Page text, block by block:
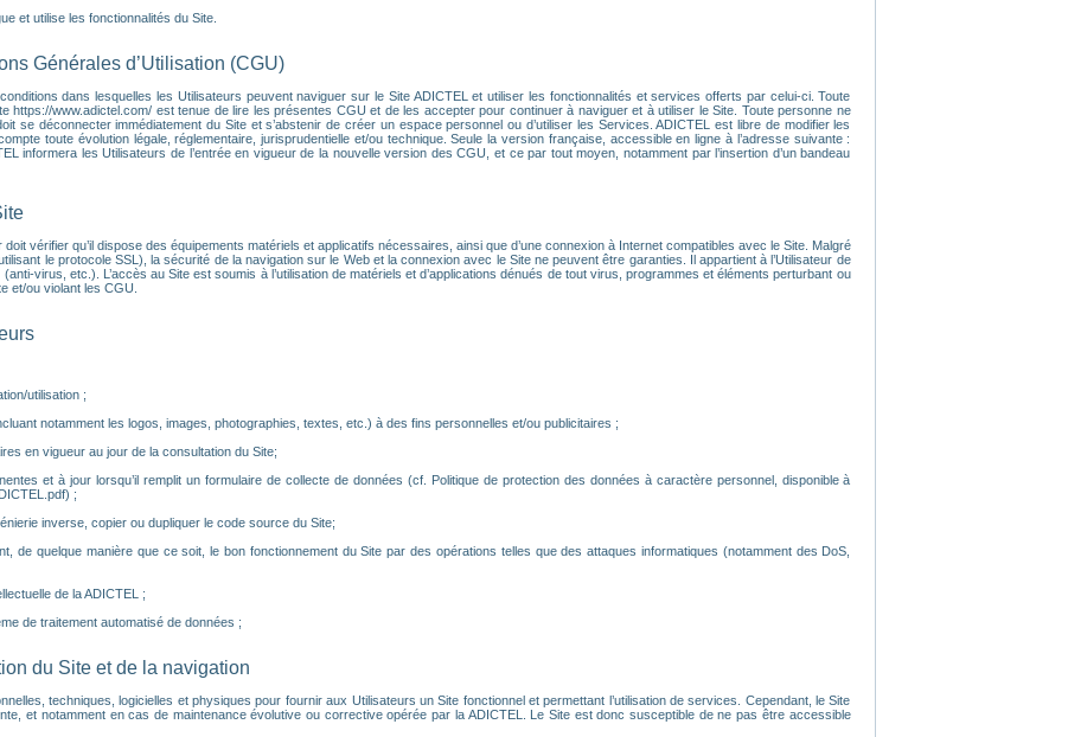
et utilise les fonctionnalités du Site.
Générales d’Utilisation (CGU)
dans lesquelles les Utilisateurs peuvent naviguer sur le Site ADICTEL et utiliser les fonctionnalités et services offerts par celui-ci. Toute
https://www.adictel.com/ est tenue de lire les présentes CGU et de les accepter pour continuer à naviguer et à utiliser le Site. Toute personne ne
se déconnecter immédiatement du Site et s’abstenir de créer un espace personnel ou d’utiliser les Services. ADICTEL est libre de modifier les
toute évolution légale, réglementaire, jurisprudentielle et/ou technique. Seule la version française, accessible en ligne à l’adresse suivante :
informera les Utilisateurs de l’entrée en vigueur de la nouvelle version des CGU, et ce par tout moyen, notamment par l’insertion d’un bandeau
doit vérifier qu’il dispose des équipements matériels et applicatifs nécessaires, ainsi que d’une connexion à Internet compatibles avec le Site. Malgré
le protocole SSL), la sécurité de la navigation sur le Web et la connexion avec le Site ne peuvent être garanties. Il appartient à l’Utilisateur de
virus, etc.). L’accès au Site est soumis à l’utilisation de matériels et d’applications dénués de tout virus, programmes et éléments perturbant ou
et/ou violant les CGU.
utilisation ;
notamment les logos, images, photographies, textes, etc.) à des fins personnelles et/ou publicitaires ;
en vigueur au jour de la consultation du Site;
et à jour lorsqu’il remplit un formulaire de collecte de données (cf. Politique de protection des données à caractère personnel, disponible à
;
inverse, copier ou dupliquer le code source du Site;
de quelque manière que ce soit, le bon fonctionnement du Site par des opérations telles que des attaques informatiques (notamment des DoS,
de la ADICTEL ;
de traitement automatisé de données ;
du Site et de la navigation
techniques, logicielles et physiques pour fournir aux Utilisateurs un Site fonctionnel et permettant l’utilisation de services. Cependant, le Site
et notamment en cas de maintenance évolutive ou corrective opérée par la ADICTEL. Le Site est donc susceptible de ne pas être accessible